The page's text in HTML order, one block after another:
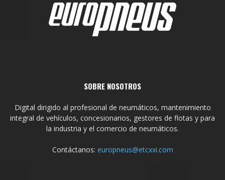
SOBRE NOSOTROS
Digital dirigido al profesional de neumáticos, mantenimiento
integral de vehículos, concesionarios, gestores de flotas y para
la industria y el comercio de neumáticos.
Contáctanos: europneus@etcxxi.com